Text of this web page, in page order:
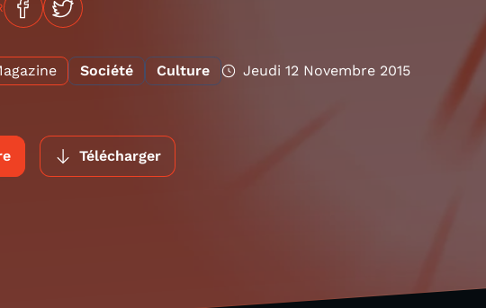
Société Culture Jeudi 12 Novembre 2015
Télécharger